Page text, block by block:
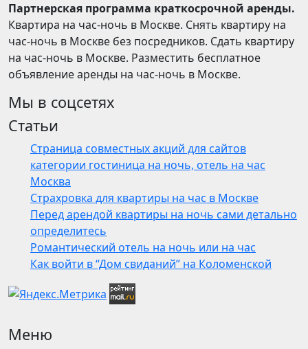
Партнерская программа краткосрочной аренды.
Квартира на час-ночь в Москве. Снять квартиру на
час-ночь в Москве без посредников. Сдать квартиру
на час-ночь в Москве. Разместить бесплатное
объявление аренды на час-ночь в Москве.
Мы в соцсетях
Статьи
Страница совместных акций для сайтов
категории гостиница на ночь, отель на час
Москва
Страхровка для квартиры на час в Москве
Перед арендой квартиры на ночь сами детально
определитесь
Романтический отель на ночь или на час
Как войти в “Дом свиданий” на Коломенской
Меню